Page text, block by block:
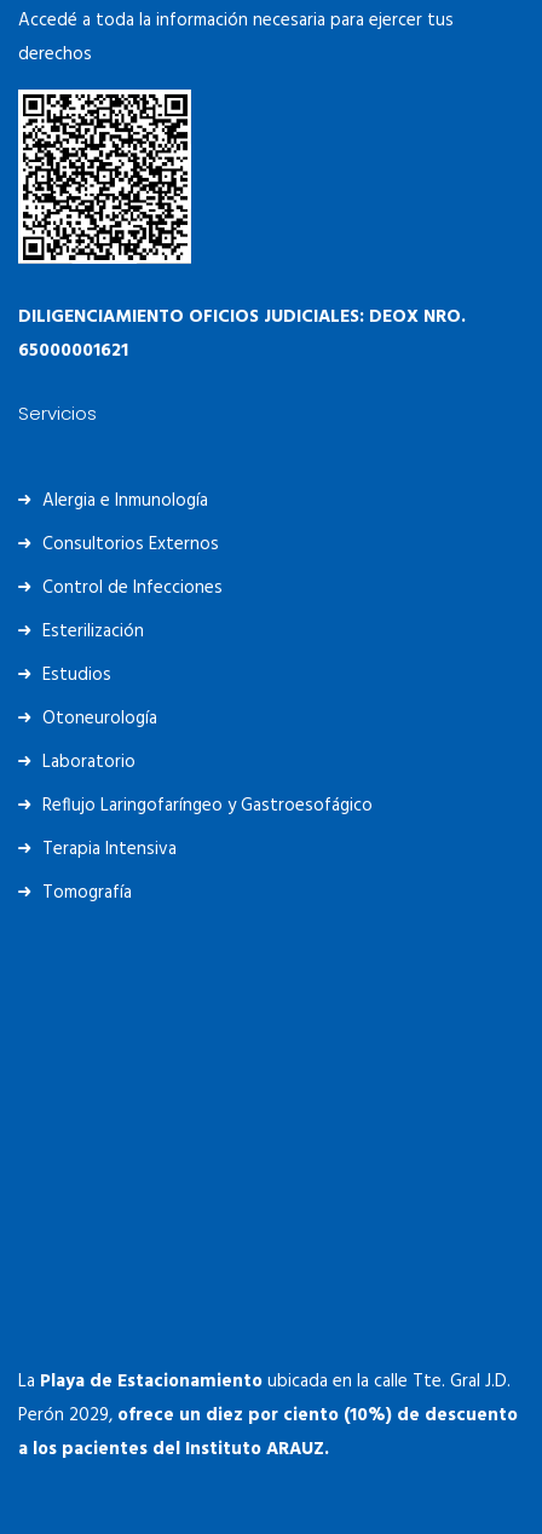
Accedé a toda la información necesaria para ejercer tus
derechos
DILIGENCIAMIENTO OFICIOS JUDICIALES: DEOX NRO.
65000001621
Servicios
Alergia e Inmunología
Consultorios Externos
Control de Infecciones
Esterilización
Estudios
Otoneurología
Laboratorio
Reflujo Laringofaríngeo y Gastroesofágico
Terapia Intensiva
Tomografía
La Playa de Estacionamientoubicada en la calle Tte. Gral J.D.
Perón 2029, ofrece un diez por ciento (10%) de descuento
a los pacientes del Instituto ARAUZ.